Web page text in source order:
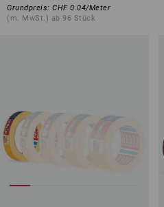
Grundpreis: CHF 0.04/Meter
(m. MwSt.) ab 96 Stück